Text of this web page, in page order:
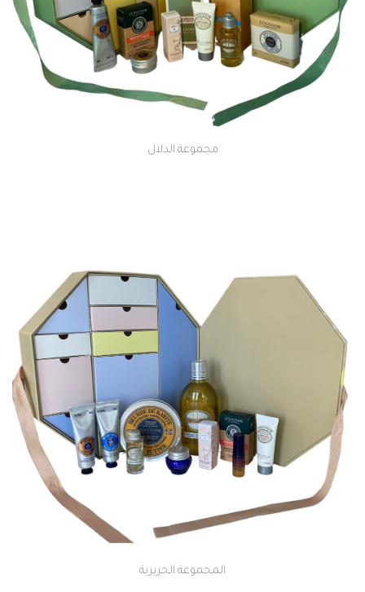
مجموعة الدلال
المجموعة الحريرية